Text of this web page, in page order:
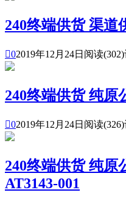
240终端供货 渠道
02019年12月24日 阅读(302)
240终端供货 纯原
02019年12月24日 阅读(326)
240终端供货 纯
AT3143-001